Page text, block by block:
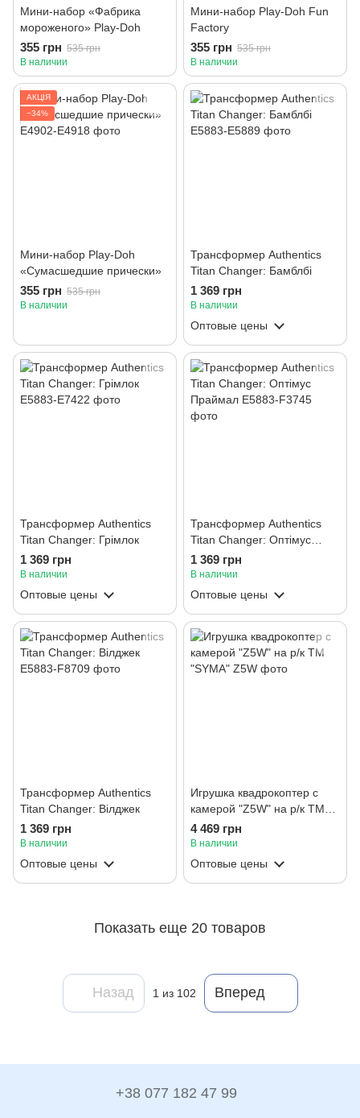
Мини-набор «Фабрика
мороженого» Play-Doh
355 грн 535 грн
В наличии
Мини-набор Play-Doh Fun
Factory
355 грн 535 грн
В наличии
АКЦІЯ
−34%
Мини-набор Play-Doh
«Сумасшедшие прически»
355 грн 535 грн
В наличии
Трансформер Authentics
Titan Changer: Бамблбі
1 369 грн
В наличии
Оптовые цены
Трансформер Authentics
Titan Changer: Грімлок
1 369 грн
В наличии
Оптовые цены
Трансформер Authentics
Titan Changer: Оптімус
Праймал
1 369 грн
В наличии
Оптовые цены
Трансформер Authentics
Titan Changer: Вілджек
1 369 грн
В наличии
Оптовые цены
Игрушка квадрокоптер с
камерой "Z5W" на р/к ТМ
"SYMA"
4 469 грн
В наличии
Оптовые цены
Показать еще 20 товаров
Назад 1 из 102 Вперед
+38 077 182 47 99